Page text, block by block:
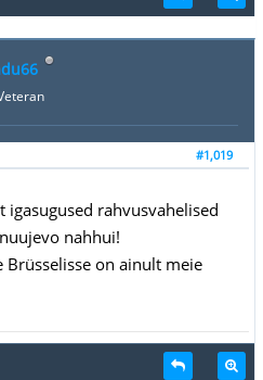
#1,019
igasugused rahvusvahelised
nahhui!
Brüsselisse on ainult meie